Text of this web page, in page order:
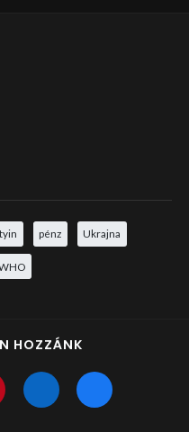
pénz Ukrajna
HOZZÁNK